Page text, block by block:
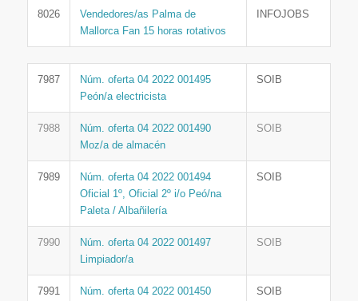
8026
Vendedores/as Palma de
Mallorca Fan 15 horas rotativos
INFOJOBS
7987
Núm. oferta 04 2022 001495
Peón/a electricista
SOIB
7988
Núm. oferta 04 2022 001490
Moz/a de almacén
SOIB
7989
Núm. oferta 04 2022 001494
Oficial 1º, Oficial 2º i/o Peó/na
Paleta / Albañilería
SOIB
7990
Núm. oferta 04 2022 001497
Limpiador/a
SOIB
7991
Núm. oferta 04 2022 001450
SOIB